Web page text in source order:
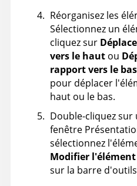
Réorganisez les
Sélectionnez un
cliquez sur
vers le haut ou
rapport vers le bas
pour déplacer
haut ou le bas.
Double-cliquez sur
fenêtre
sélectionnez
Modifier
sur la barre